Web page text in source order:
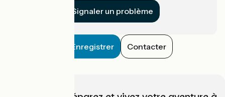
Signaler un problème
Enregistrer Contacter